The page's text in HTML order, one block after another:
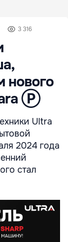
3 316
нового
Ⓟ
Ultra
2024 года
стал